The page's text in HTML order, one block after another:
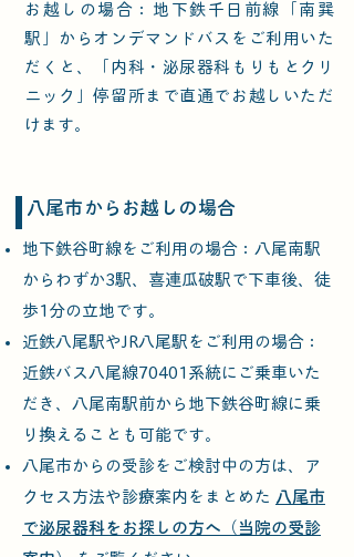
お越しの場合：地下鉄千日前線「南巽
駅」からオンデマンドバスをご利用いた
だくと、
「内科・泌尿器科もりもとクリ
ニック」停留所まで直通でお越しいただ
けます。
​八尾市からお越しの場合​​
地下鉄谷町線をご利用の場合：八尾南駅
からわずか3駅、喜連瓜破駅で下車後、徒
歩1分の立地です。
近鉄八尾駅やJR八尾駅をご利用の場合：
近鉄バス八尾線70401系統にご乗車いた
だき、八尾南駅前から地下鉄谷町線に乗
り換えることも可能です。
八尾市からの受診をご検討中の方は、ア
クセス方法や診療案内をまとめた 八尾市
で泌尿器科をお探しの方へ（当院の受診